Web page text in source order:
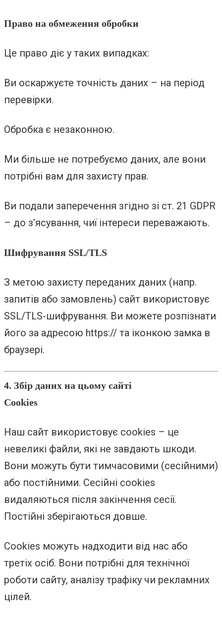
Право на обмеження обробки
Це право діє у таких випадках:
Ви оскаржуєте точність даних – на період
перевірки.
Обробка є незаконною.
Ми більше не потребуємо даних, але вони
потрібні вам для захисту прав.
Ви подали заперечення згідно зі ст. 21 GDPR
– до з’ясування, чиї інтереси переважають.
Шифрування SSL/TLS
З метою захисту переданих даних (напр.
запитів або замовлень) сайт використовує
SSL/TLS-шифрування. Ви можете розпізнати
його за адресою https:// та іконкою замка в
браузері.
4. Збір даних на цьому сайті
Cookies
Наш сайт використовує cookies – це
невеликі файли, які не завдають шкоди.
Вони можуть бути тимчасовими (сесійними)
або постійними. Сесійні cookies
видаляються після закінчення сесії.
Постійні зберігаються довше.
Cookies можуть надходити від нас або
третіх осіб. Вони потрібні для технічної
роботи сайту, аналізу трафіку чи рекламних
цілей.